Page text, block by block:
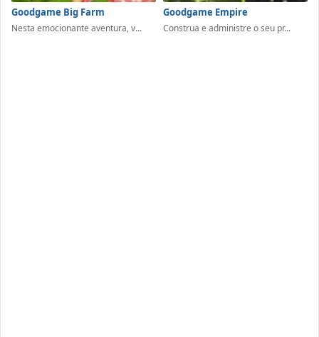
Goodgame Big Farm
Nesta emocionante aventura, v...
Goodgame Empire
Construa e administre o seu pr...